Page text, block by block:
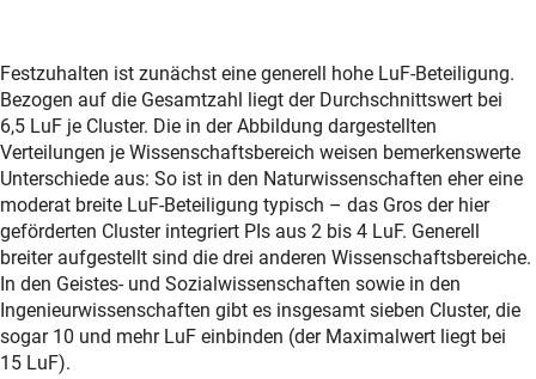
Festzuhalten ist zunächst eine generell hohe LuF-Beteiligung.
Bezogen auf die Gesamtzahl liegt der Durchschnittswert bei
6,5 LuF je Cluster. Die in der Abbildung dargestellten
Verteilungen je Wissenschaftsbereich weisen bemerkenswerte
Unterschiede aus: So ist in den Naturwissenschaften eher eine
moderat breite LuF-Beteiligung typisch – das Gros der hier
geförderten Cluster integriert PIs aus 2 bis 4 LuF. Generell
breiter aufgestellt sind die drei anderen Wissenschaftsbereiche.
In den Geistes- und Sozialwissenschaften sowie in den
Ingenieurwissenschaften gibt es insgesamt sieben Cluster, die
sogar 10 und mehr LuF einbinden (der Maximalwert liegt bei
15 LuF).